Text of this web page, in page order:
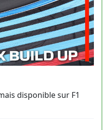
disponible sur F1